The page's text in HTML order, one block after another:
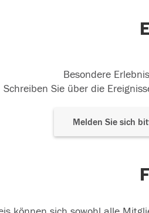
Besondere
Schreiben Sie über die
Melden Sie sich